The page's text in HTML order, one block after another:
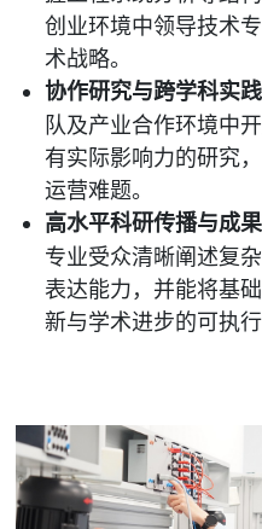
创业环境中领导技术
术战略。
协作研究与跨学科实
队及产业合作环境中
有实际影响力的研究
运营难题。
高水平科研传播与成
专业受众清晰阐述复
表达能力，并能将基
新与学术进步的可执行